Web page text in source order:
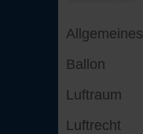
Allgemeines
Ballon
Luftraum
Luftrecht